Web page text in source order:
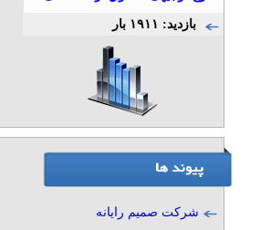
بازدید: ۱۹۱۱ بار
شرکت صمیم رایانه